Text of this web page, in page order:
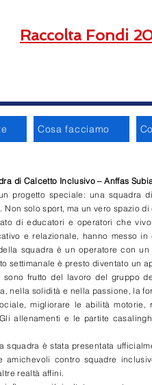
Raccolta Fondi
Cosa facciamo
di Calcetto Inclusivo – Anffas
progetto speciale: una squadra
solo sport, ma un vero spazio
di educatori e operatori che
e relazionale, hanno messo
squadra è un operatore con
settimanale è presto diventato un
frutto del lavoro del gruppo
nella solidità e nella passione, la
migliorare le abilità
allenamenti e le partite
squadra è stata presentata
contro squadre
realtà affini.